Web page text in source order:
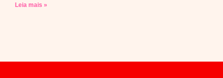
Leia mais »